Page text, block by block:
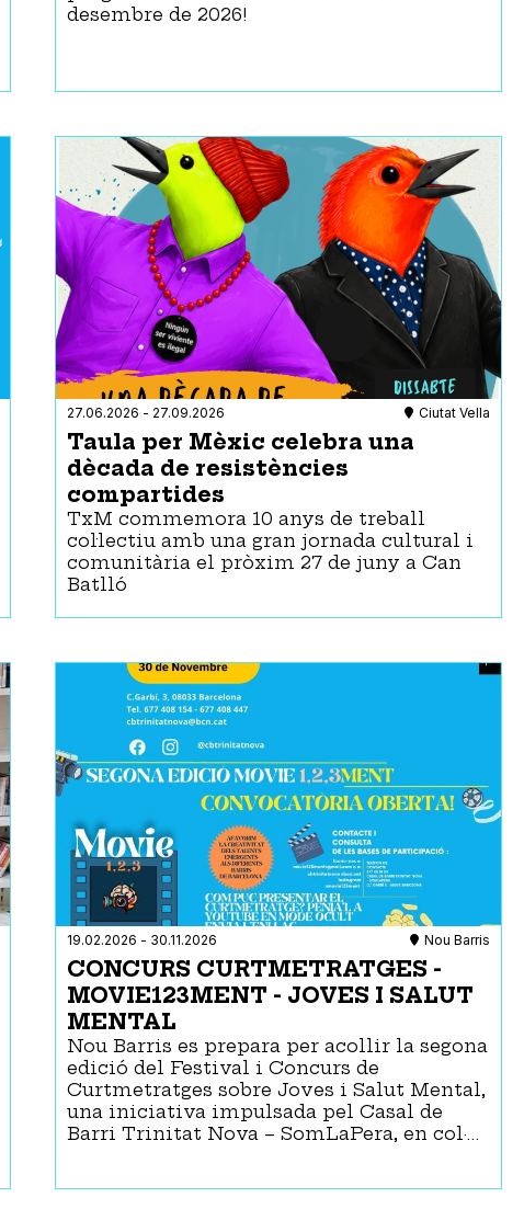
desembre de 2026!
27.06.2026 - 27.09.2026 Ciutat Vella
Taula per Mèxic celebra una
dècada de resistències
compartides
TxM commemora 10 anys de treball
col·lectiu amb una gran jornada cultural i
comunitària el pròxim 27 de juny a Can
Batlló
19.02.2026 - 30.11.2026 Nou Barris
CONCURS CURTMETRATGES -
MOVIE123MENT - JOVES I SALUT
MENTAL
Nou Barris es prepara per acollir la segona
edició del Festival i Concurs de
Curtmetratges sobre Joves i Salut Mental,
una iniciativa impulsada pel Casal de
Barri Trinitat Nova – SomLaPera, en col·…